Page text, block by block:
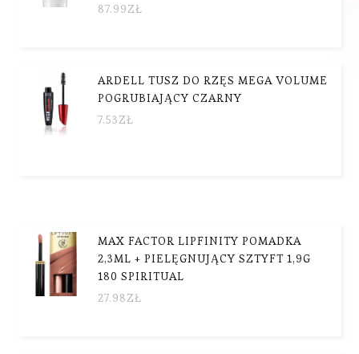
87.99ZŁ
ARDELL TUSZ DO RZĘS MEGA VOLUME
POGRUBIAJĄCY CZARNY
7.53ZŁ
MAX FACTOR LIPFINITY POMADKA
2,3ML + PIELĘGNUJĄCY SZTYFT 1,9G
180 SPIRITUAL
27.98ZŁ